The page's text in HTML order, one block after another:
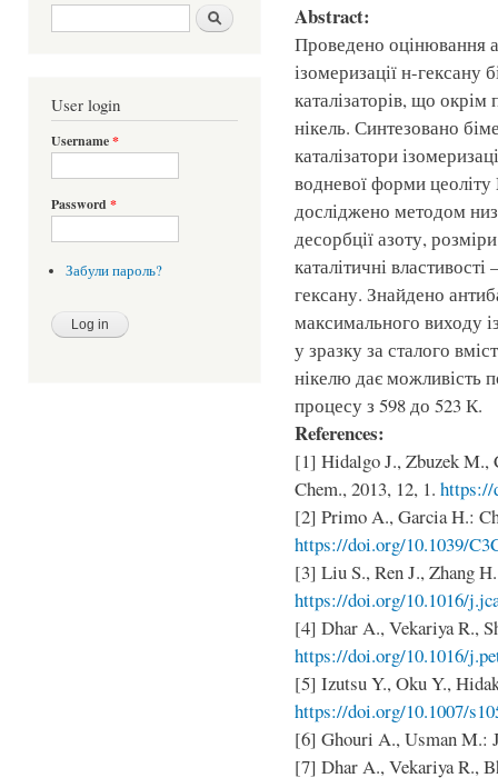
Search form Шукати
User login
Username*
Password *
Забули пароль?
Abstract:
Проведено оцінювання
ізомеризації н-гексану
каталізаторів, що
нікель. Синтезовано
каталізатори
водневої форми цеоліту
досліджено методом
десорбції азоту,
каталітичні
гексану. Знайдено
максимального виходу
у зразку за сталого
нікелю дає можливість
процесу з 598 до 523 К.
References:
[1] Hidalgo J., Zbuzek M.,
Chem., 2013, 12, 1. https://
[2] Primo A., Garcia H.:
https://doi.org/10.1039/
[3] Liu S., Ren J., Zhang
https://doi.org/10.1016/
[4] Dhar A., Vekariya R.,
https://doi.org/10.1016/
[5] Izutsu Y., Oku Y.,
https://doi.org/10.1007/
[6] Ghouri A., Usman M.:
[7] Dhar A., Vekariya R.,